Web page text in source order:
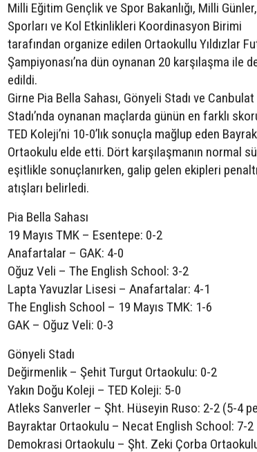
Milli Eğitim Gençlik ve Spor Bakanlığı, Milli
Sporları ve Kol Etkinlikleri Koordinasyon Birimi
tarafından organize edilen Ortaokullu Yıldızlar
Şampiyonası’na dün oynanan 20 karşılaşma ile
edildi.
Girne Pia Bella Sahası, Gönyeli Stadı ve Canbulat
Stadı’nda oynanan maçlarda günün en farklı
TED Koleji’ni 10-0’lık sonuçla mağlup eden
Ortaokulu elde etti. Dört karşılaşmanın normal
eşitlikle sonuçlanırken, galip gelen ekipleri penaltı
atışları belirledi.
Pia Bella Sahası
19 Mayıs TMK – Esentepe: 0-2
Anafartalar – GAK: 4-0
Oğuz Veli – The English School: 3-2
Lapta Yavuzlar Lisesi – Anafartalar: 4-1
The English School – 19 Mayıs TMK: 1-6
GAK – Oğuz Veli: 0-3
Gönyeli Stadı
Değirmenlik – Şehit Turgut Ortaokulu: 0-2
Yakın Doğu Koleji – TED Koleji: 5-0
Atleks Sanverler – Şht. Hüseyin Ruso: 2-2 (5-4
Bayraktar Ortaokulu – Necat English School: 7-2
Demokrasi Ortaokulu – Şht. Zeki Çorba